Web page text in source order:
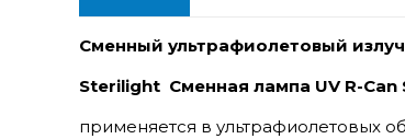
Сменный ультрафиолетовый
Sterilight Сменная лампа UV R-Can
применяется в ультрафиолетовых